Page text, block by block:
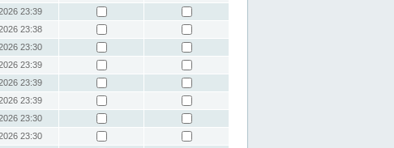
23:39
23:38
23:30
23:39
23:39
23:39
23:30
23:30